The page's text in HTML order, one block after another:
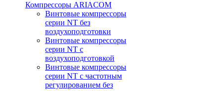
Компрессоры ARIACOM
Винтовые компрессоры
серии NT без
воздухоподготовки
Винтовые компрессоры
серии NT c
воздухоподготовкой
Винтовые компрессоры
серии NT с частотным
регулированием без